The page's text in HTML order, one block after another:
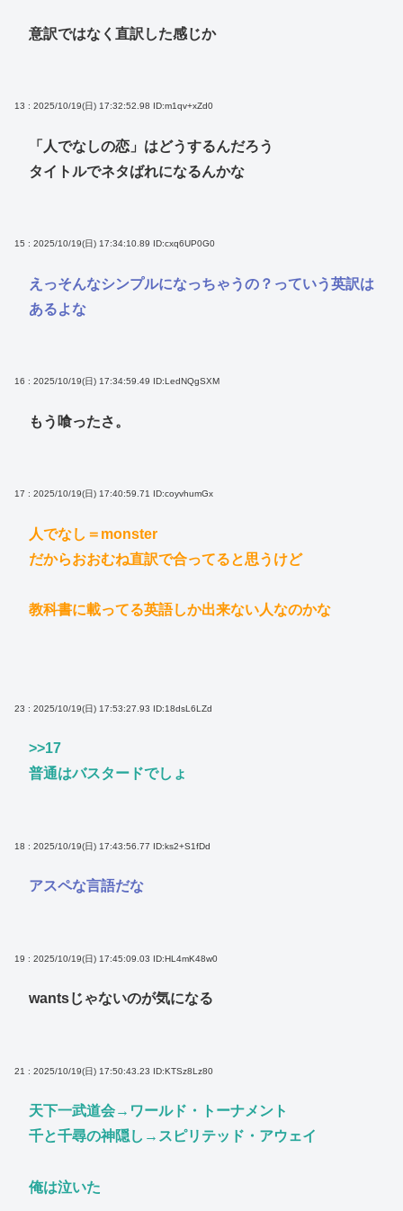
意訳ではなく直訳した感じか
13 : 2025/10/19(日) 17:32:52.98 ID:m1qv+xZd0
「人でなしの恋」はどうするんだろう
タイトルでネタばれになるんかな
15 : 2025/10/19(日) 17:34:10.89 ID:cxq6UP0G0
えっそんなシンプルになっちゃうの？っていう英訳は
あるよな
16 : 2025/10/19(日) 17:34:59.49 ID:LedNQgSXM
もう喰ったさ。
17 : 2025/10/19(日) 17:40:59.71 ID:coyvhumGx
人でなし＝monster
だからおおむね直訳で合ってると思うけど
教科書に載ってる英語しか出来ない人なのかな
23 : 2025/10/19(日) 17:53:27.93 ID:18dsL6LZd
>>17
普通はバスタードでしょ
18 : 2025/10/19(日) 17:43:56.77 ID:ks2+S1fDd
アスペな言語だな
19 : 2025/10/19(日) 17:45:09.03 ID:HL4mK48w0
wantsじゃないのが気になる
21 : 2025/10/19(日) 17:50:43.23 ID:KTSz8Lz80
天下一武道会→ワールド・トーナメント
千と千尋の神隠し→スピリテッド・アウェイ
俺は泣いた